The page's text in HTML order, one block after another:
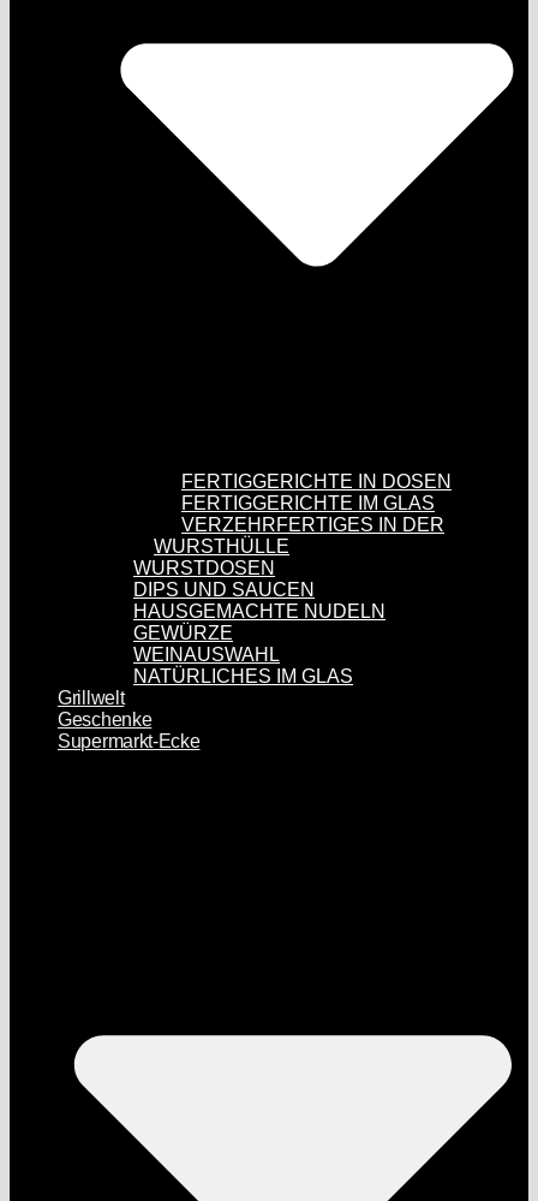
FERTIGGERICHTE IN DOSEN
FERTIGGERICHTE IM GLAS
VERZEHRFERTIGES IN DER
WURSTHÜLLE
WURSTDOSEN
DIPS UND SAUCEN
HAUSGEMACHTE NUDELN
GEWÜRZE
WEINAUSWAHL
NATÜRLICHES IM GLAS
Grillwelt
Geschenke
Supermarkt-Ecke